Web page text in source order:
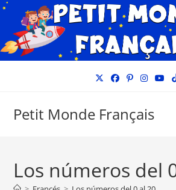
Petit Monde Français
Los números del